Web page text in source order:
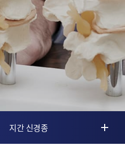
지간 신경종